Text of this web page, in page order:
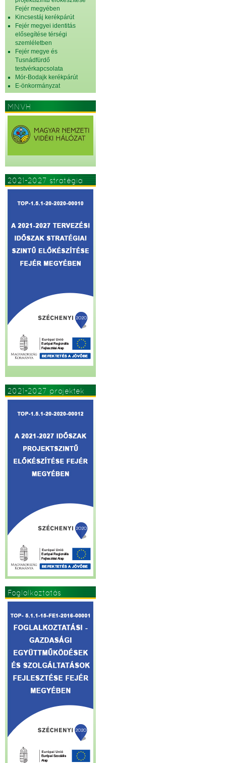
Fejér megyében
Kincsestáj kerékpárút
Fejér megyei identitás
elősegítése térségi
szemléletben
Fejér megye és
Tusnádfürdő
testvérkapcsolata
Mór-Bodajk kerékpárút
E-önkormányzat
MNVH
2021-2027 stratégia
2021-2027 projektek
Foglalkoztatás